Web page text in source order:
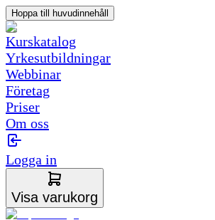
Hoppa till huvudinnehåll
Kurskatalog
Yrkesutbildningar
Webbinar
Företag
Priser
Om oss
Logga in
Visa varukorg